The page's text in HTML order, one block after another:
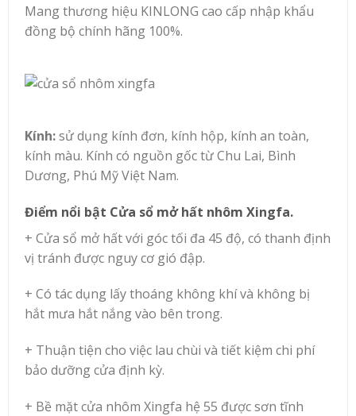
Mang thương hiệu KINLONG cao cấp nhập khẩu
đồng bộ chính hãng 100%.
Kính:sử dụng kính đơn, kính hộp, kính an toàn,
kính màu. Kính có nguồn gốc từ Chu Lai, Bình
Dương, Phú Mỹ Việt Nam.
Điểm nổi bật Cửa sổ mở hất nhôm Xingfa.
+ Cửa sổ mở hất với góc tối đa 45 độ, có thanh định
vị tránh được nguy cơ gió đập.
+ Có tác dụng lấy thoáng không khí và không bị
hắt mưa hắt nắng vào bên trong.
+ Thuận tiện cho việc lau chùi và tiết kiệm chi phí
bảo dưỡng cửa định kỳ.
+ Bề mặt cửa nhôm Xingfa hệ 55 được sơn tĩnh